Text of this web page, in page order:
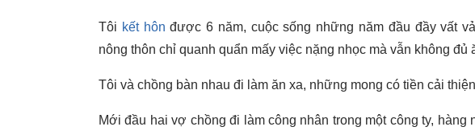
Tôi kết hôn được 6 năm, cuộc sống những năm đầu đầy vất
nông thôn chỉ quanh quẩn mấy việc nặng nhọc mà vẫn không đủ
Tôi và chồng bàn nhau đi làm ăn xa, những mong có tiền cải
Mới đầu hai vợ chồng đi làm công nhân trong một công ty,